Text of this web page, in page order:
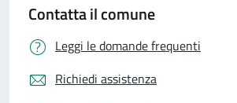
Contatta il comune
Leggi le domande frequenti
Richiedi assistenza